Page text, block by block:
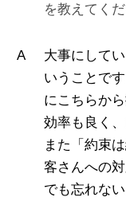
を教えてくだ
大事にして
いうことで
にこちらか
効率も良く
また「約束
客さんへの
でも忘れな